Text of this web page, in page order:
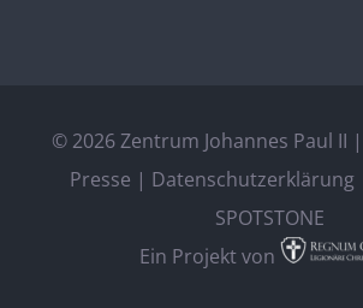
© 2026 Zentrum Johannes Paul II |
Presse | Datenschutzerklärung
SPOTSTONE
Ein Projekt von